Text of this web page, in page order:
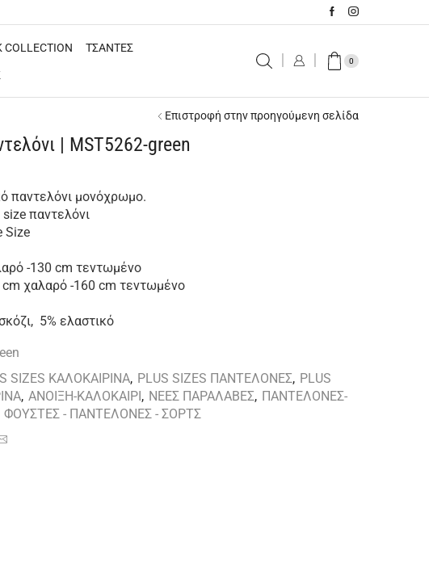
COLLECTION ΤΣΑΝΤΕΣ
0
Επιστροφή στην προηγούμενη σελίδα
| MST5262-green
παντελόνι μονόχρωμο.
παντελόνι
Size
-130 cm τεντωμένο
cm χαλαρό -160 cm τεντωμένο
5% ελαστικό
SIZES ΚΑΛΟΚΑΙΡΙΝΑ, PLUS SIZES ΠΑΝΤΕΛΟΝΕΣ, PLUS
, ΑΝΟΙΞΗ-ΚΑΛΟΚΑΙΡΙ, ΝΕΕΣ ΠΑΡΑΛΑΒΕΣ, ΠΑΝΤΕΛΟΝΕΣ-
ΦΟΥΣΤΕΣ - ΠΑΝΤΕΛΟΝΕΣ - ΣΟΡΤΣ